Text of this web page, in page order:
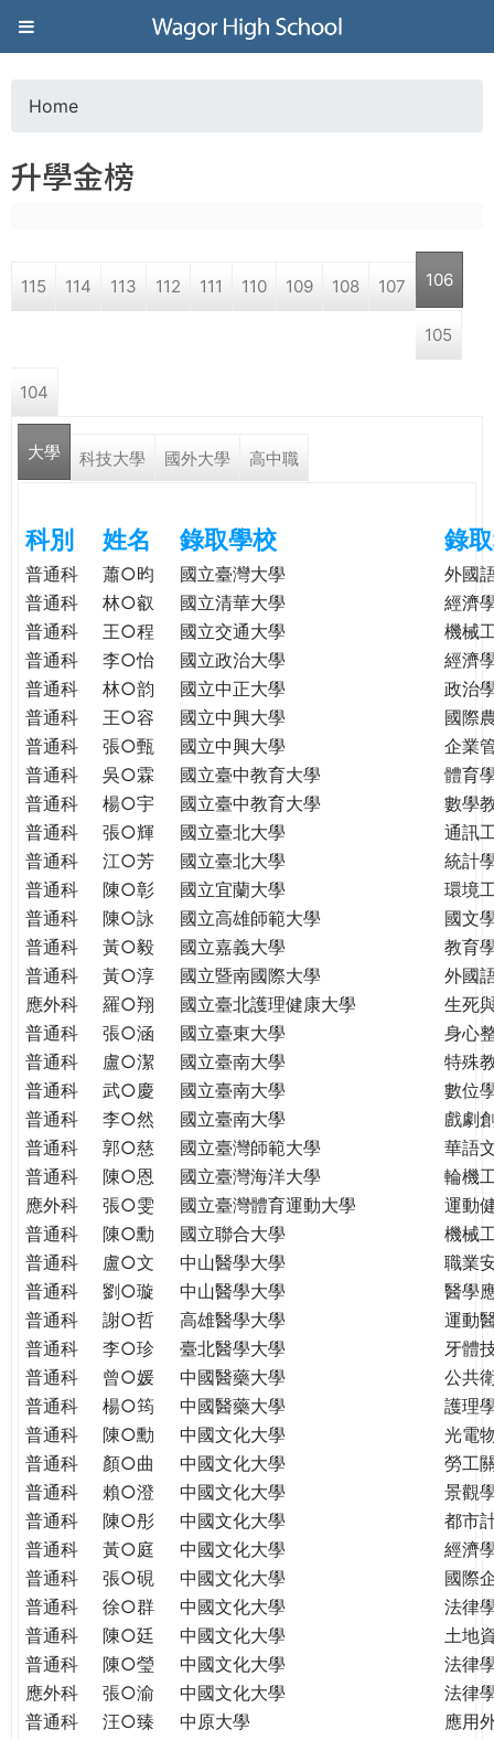
Jump to navigation
葳
格
高
學
際．
格。
民。
WAGOR
TODAY
THE
WORLD
TOMORROW
PUTTING
YOU
ON
THE
PATH
GLOBAL
CITIZENSHIP
o
a
e
h
r
e
Home
升學金榜
115 114 113 112 111 110 109 108 107 106
105
104
大學 科技大學 國外大學 高中職
科別 姓名 錄取學校 錄
普通科 蕭○昀 國立臺灣大學
外國
普通科
林○叡 國立清華大學
經濟
普通科
王○程 國立交通大學
機械
普通科
李○怡 國立政治大學
經濟
普通科
林○韵 國立中正大學
政治
普通科
王○容 國立中興大學
國際
普通科
張○甄 國立中興大學
企業
普通科
吳○霖 國立臺中教育大學
體育
普通科
楊○宇 國立臺中教育大學
數學
普通科
張○輝 國立臺北大學
通訊
普通科
江○芳 國立臺北大學
統計
普通科
陳○彰 國立宜蘭大學
環境
普通科
陳○詠 國立高雄師範大學
國文
普通科
黃○毅 國立嘉義大學
教育
普通科
黃○淳 國立暨南國際大學
外國
應外科
羅○翔 國立臺北護理健康大學
生死
普通科
張○涵 國立臺東大學
身心
普通科
盧○潔 國立臺南大學
特殊
普通科
武○慶 國立臺南大學
數位
普通科
李○然 國立臺南大學
戲劇
普通科
郭○慈 國立臺灣師範大學
華語
普通科
陳○恩 國立臺灣海洋大學
輪機
應外科
張○雯 國立臺灣體育運動大學
運動
普通科
陳○勳 國立聯合大學
機械
普通科
盧○文 中山醫學大學
職業
普通科
劉○璇 中山醫學大學
醫學
普通科
謝○哲 高雄醫學大學
運動
普通科
李○珍 臺北醫學大學
牙體
普通科
曾○媛 中國醫藥大學
公共
普通科
楊○筠 中國醫藥大學
護理
普通科
陳○勳 中國文化大學
光電
普通科
顏○曲 中國文化大學
勞工
普通科
賴○澄 中國文化大學
景觀
普通科
陳○彤 中國文化大學
都市
普通科
黃○庭 中國文化大學
經濟
普通科
張○硯 中國文化大學
國際
普通科
徐○群 中國文化大學
法律
普通科
陳○廷 中國文化大學
土地
普通科
陳○瑩 中國文化大學
法律
應外科
張○渝 中國文化大學
法律
普通科
汪○臻 中原大學
應用